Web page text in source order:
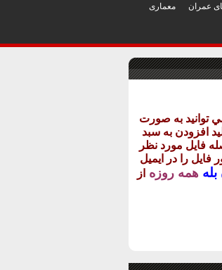
عمران معماری
توانيد به صورت
افزودن به سبد
فايل مورد نظر
فايل را در ايميل
همه روزه از